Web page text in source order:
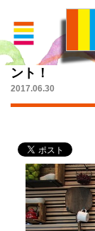
社会人になり
ント！
2017.06.30